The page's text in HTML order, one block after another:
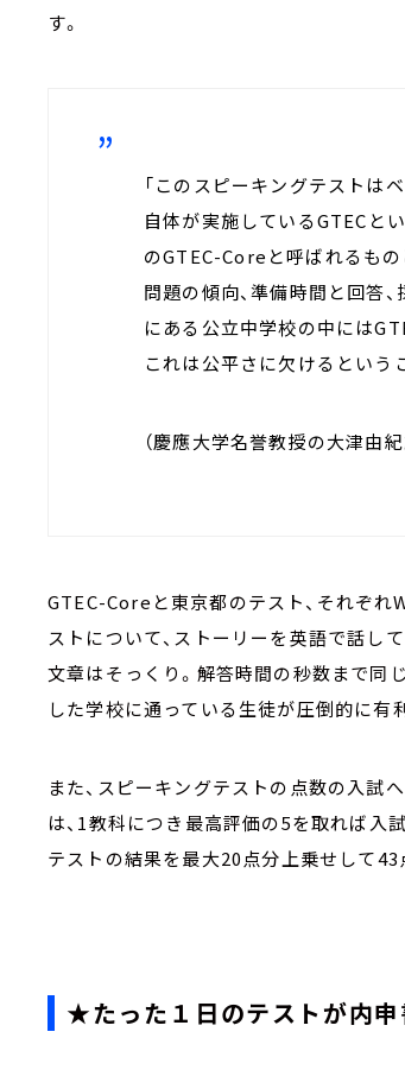
す。
「このスピーキングテストは
自体が実施しているGTECと
のGTEC-Coreと呼ばれるもの
問題の傾向、準備時間と回答
にある公立中学校の中には
これは公平さに欠けるという
（慶應大学名誉教授の大津由紀
GTEC-Coreと東京都のテスト、それぞれ
ストについて、ストーリーを英語で話し
文章はそっくり。解答時間の秒数まで同
した学校に通っている生徒が圧倒的に有
また、スピーキングテストの点数の入試
は、1教科につき最高評価の5を取れば入
テストの結果を最大20点分上乗せして43
★たった１日のテストが内